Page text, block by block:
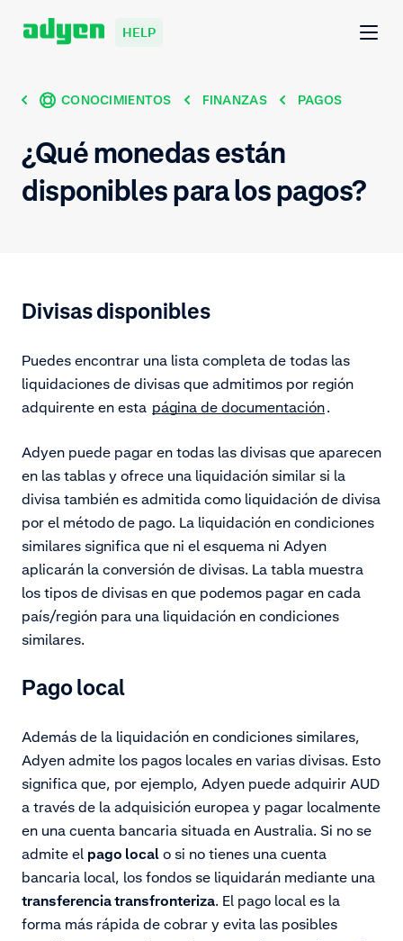
HELP
CONOCIMIENTOS FINANZAS PAGOS
¿Qué monedas están
disponibles para los pagos?
Divisas disponibles
Puedes encontrar una lista completa de todas las
liquidaciones de divisas que admitimos por región
adquirente en esta página de documentación.
Adyen puede pagar en todas las divisas que aparecen
en las tablas y ofrece una liquidación similar si la
divisa también es admitida como liquidación de divisa
por el método de pago. La liquidación en condiciones
similares significa que ni el esquema ni Adyen
aplicarán la conversión de divisas. La tabla muestra
los tipos de divisas en que podemos pagar en cada
país/región para una liquidación en condiciones
similares.
Pago local
Además de la liquidación en condiciones similares,
Adyen admite los pagos locales en varias divisas. Esto
significa que, por ejemplo, Adyen puede adquirir AUD
a través de la adquisición europea y pagar localmente
en una cuenta bancaria situada en Australia. Si no se
admite el pago local o si no tienes una cuenta
bancaria local, los fondos se liquidarán mediante una
transferencia transfronteriza. El pago local es la
forma más rápida de cobrar y evita las posibles